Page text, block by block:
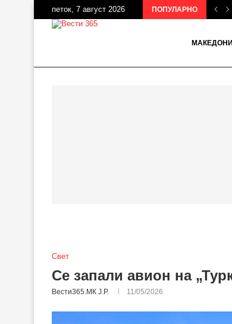
петок, 7 август 2026 ПОПУЛАРНО
Свет
Се запали авион на
Вести365.МК Ј.Р. 11/05/2026